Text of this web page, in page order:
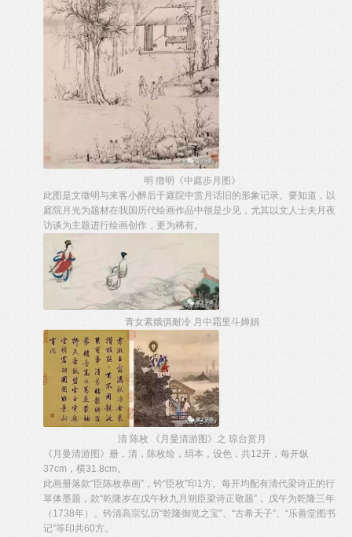
明 徴明《中庭步月图》
此图是文徵明与来客小醉后于庭院中赏月话旧的形象记录。要知道，以
庭院月光为题材在我国历代绘画作品中很是少见，尤其以文人士夫月夜
访谈为主题进行绘画创作，更为稀有。
青女素娥俱耐冷 月中霜里斗婵娟
清 陈枚 《月曼清游图》之 琼台赏月
《月曼清游图》册，清，陈枚绘，绢本，设色，共12开，每开纵
37cm，横31.8cm。
此画册落款“臣陈枚恭画”，钤“臣枚”印1方。每开均配有清代梁诗正的行
草体墨题，款“乾隆岁在戊午秋九月朔臣梁诗正敬题”， 戊午为乾隆三年
（1738年）。钤清高宗弘历“乾隆御览之宝”、“古希天子”、“乐善堂图书
记”等印共60方。